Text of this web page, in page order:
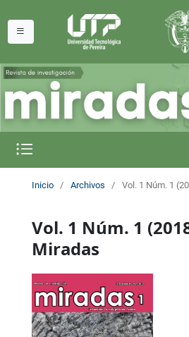
Inicio / Archivos / Vol. 1 Núm. 1
Vol. 1 Núm. 1
Miradas